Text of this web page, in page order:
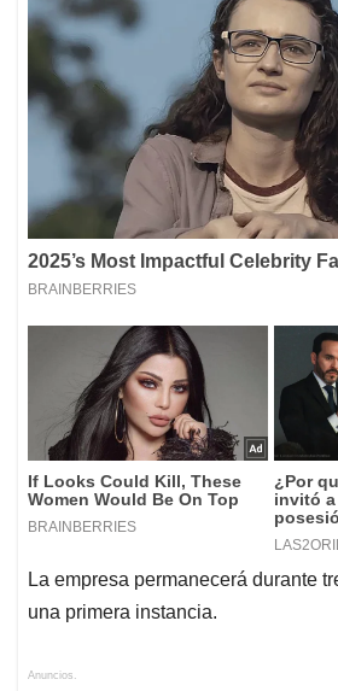
La empresa permanecerá durante
una primera instancia.
Anuncios.